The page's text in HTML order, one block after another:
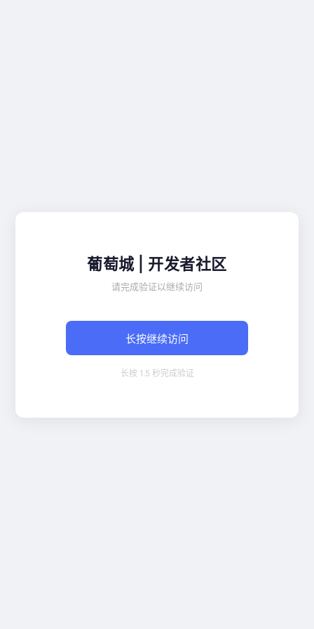
葡萄城 | 开发者社区
请完成验证以继续访问
长按继续访问
长按 1.5 秒完成验证